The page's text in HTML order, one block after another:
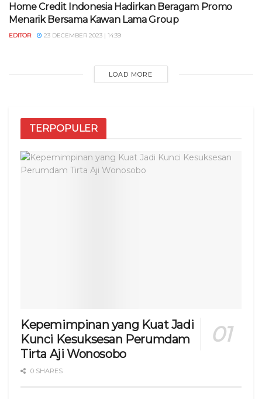
Home Credit Indonesia Hadirkan Beragam Promo
Menarik Bersama Kawan Lama Group
EDITOR 23 DECEMBER 2023 | 14:39
LOAD MORE
TERPOPULER
Kepemimpinan yang Kuat Jadi
Kunci Kesuksesan Perumdam
Tirta Aji Wonosobo
0 SHARES